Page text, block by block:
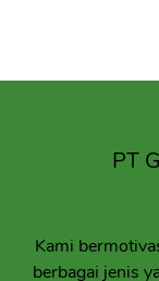
PT
Kami
berbagai jenis